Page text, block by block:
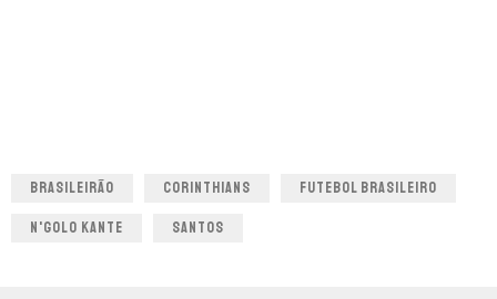
BRASILEIRÃO CORINTHIANS FUTEBOL BRASILEIRO
N'GOLO KANTE SANTOS